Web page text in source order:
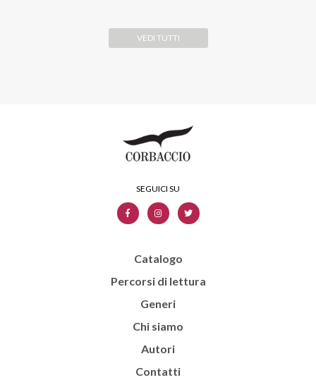
VEDI TUTTI
Catalogo
Percorsi di lettura
Generi
Chi siamo
Autori
Contatti